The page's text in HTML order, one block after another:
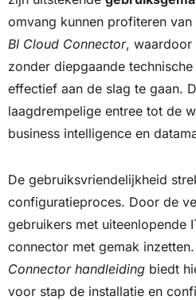
omvang kunnen profiteren van
BI Cloud Connector, waardoor
zonder diepgaande
effectief aan de slag te gaan.
laagdrempelige entree tot de
business intelligence en
De gebruiksvriendelijkheid
configuratieproces. Door de
gebruikers met uiteenlopende
connector met gemak
Connector handleiding biedt
voor stap de installatie en